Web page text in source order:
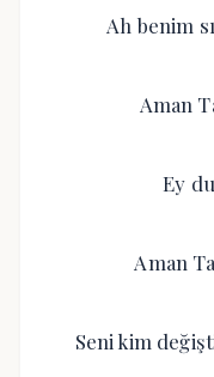
Ah benim
Aman
Ey
Aman
Seni kim